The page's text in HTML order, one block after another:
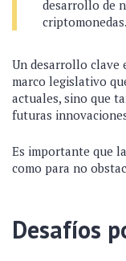
desarrollo de
criptomonedas.
Un desarrollo clave
marco legislativo
actuales, sino que
futuras
Es importante que
como para no
Desafíos